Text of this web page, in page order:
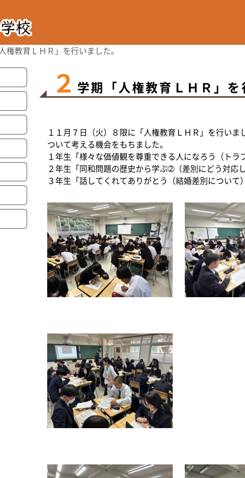
権教育ＬＨＲ」を行いました。
２ 学期「人権教育ＬＨＲ」を
１１月７日（火）８限に「人権教育ＬＨＲ」を行い
ついて考える機会をもちました。
１年生「様々な価値観を尊重できる人になろう（トラ
２年生「同和問題の歴史から学ぶ➁（差別にどう対応
３年生「話してくれてありがとう（結婚差別について